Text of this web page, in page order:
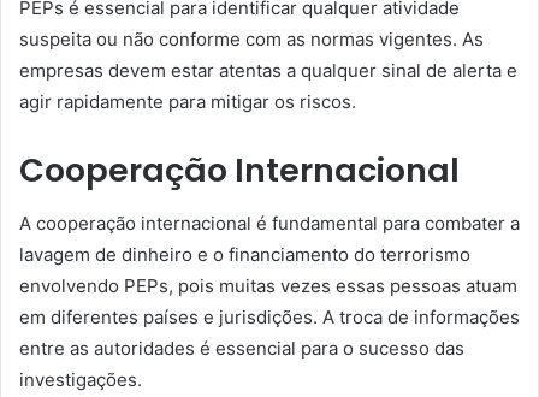
PEPs é essencial para identificar qualquer atividade
suspeita ou não conforme com as normas vigentes. As
empresas devem estar atentas a qualquer sinal de alerta e
agir rapidamente para mitigar os riscos.
Cooperação Internacional
A cooperação internacional é fundamental para combater a
lavagem de dinheiro e o financiamento do terrorismo
envolvendo PEPs, pois muitas vezes essas pessoas atuam
em diferentes países e jurisdições. A troca de informações
entre as autoridades é essencial para o sucesso das
investigações.